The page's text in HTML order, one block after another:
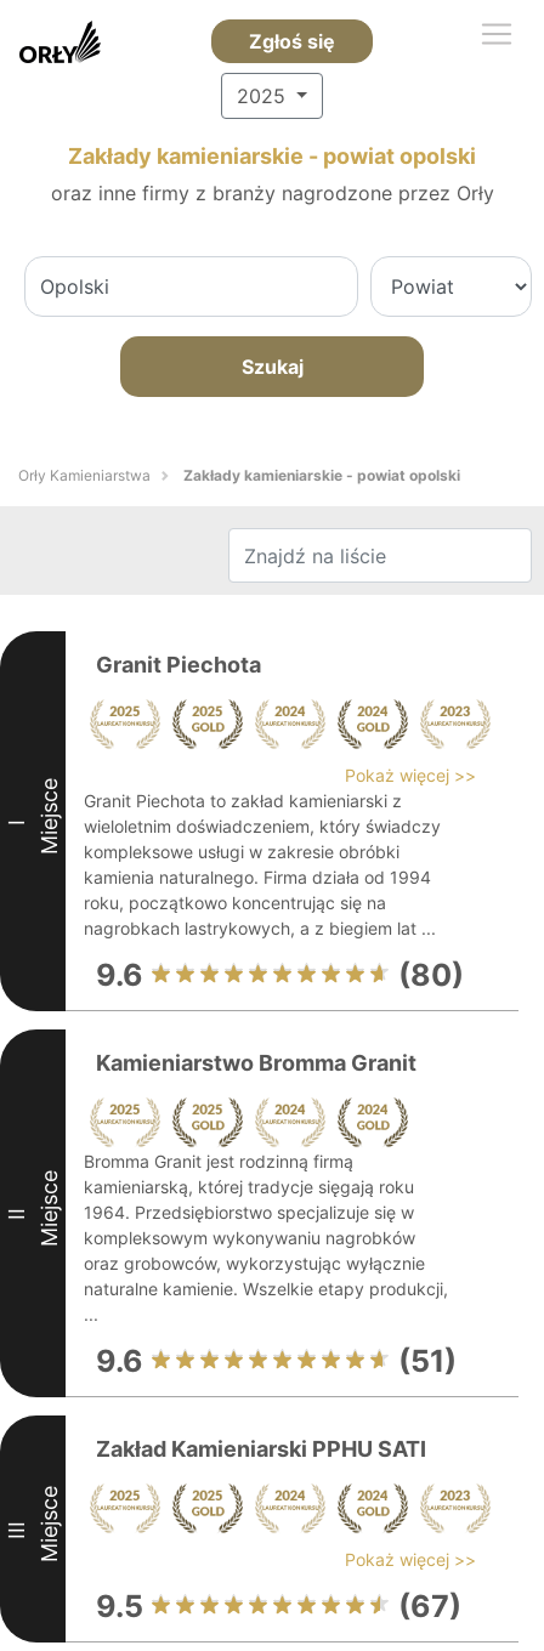
Zgłoś się
2025
Zakłady kamieniarskie - powiat opolski
oraz inne firmy z branży nagrodzone przez Orły
Szukaj
Orły Kamieniarstwa Zakłady kamieniarskie - powiat opolski
I Miejsce
Granit Piechota
Pokaż więcej >>
Granit Piechota to zakład kamieniarski z
wieloletnim doświadczeniem, który świadczy
kompleksowe usługi w zakresie obróbki
kamienia naturalnego. Firma działa od 1994
roku, początkowo koncentrując się na
nagrobkach lastrykowych, a z biegiem lat ...
9.6 (80)
II Miejsce
Kamieniarstwo Bromma Granit
Bromma Granit jest rodzinną firmą
kamieniarską, której tradycje sięgają roku
1964. Przedsiębiorstwo specjalizuje się w
kompleksowym wykonywaniu nagrobków
oraz grobowców, wykorzystując wyłącznie
naturalne kamienie. Wszelkie etapy produkcji,
...
9.6 (51)
III Miejsce
Zakład Kamieniarski PPHU SATI
Pokaż więcej >>
9.5 (67)